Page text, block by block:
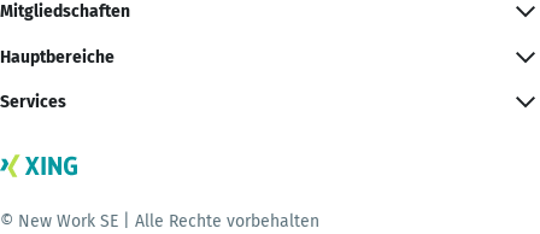
Mitgliedschaften
Hauptbereiche
Services
© New Work SE | Alle Rechte vorbehalten